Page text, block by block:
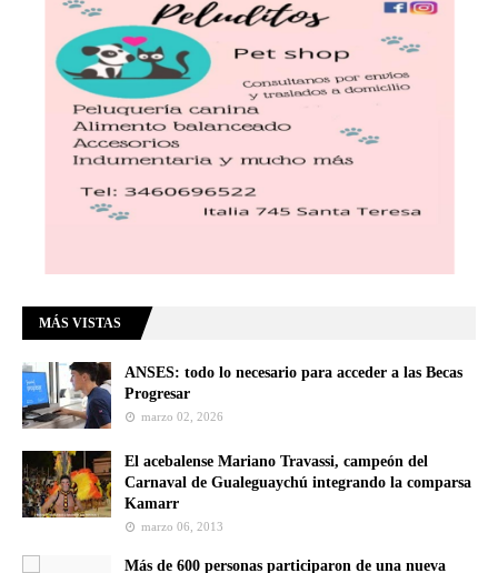
MÁS VISTAS
ANSES: todo lo necesario para acceder a las Becas
Progresar
marzo 02, 2026
El acebalense Mariano Travassi, campeón del
Carnaval de Gualeguaychú integrando la comparsa
Kamarr
marzo 06, 2013
Más de 600 personas participaron de una nueva